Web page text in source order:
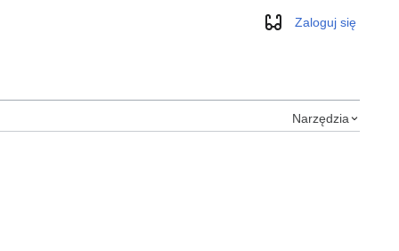
WyglądZaloguj się
Narzędzia